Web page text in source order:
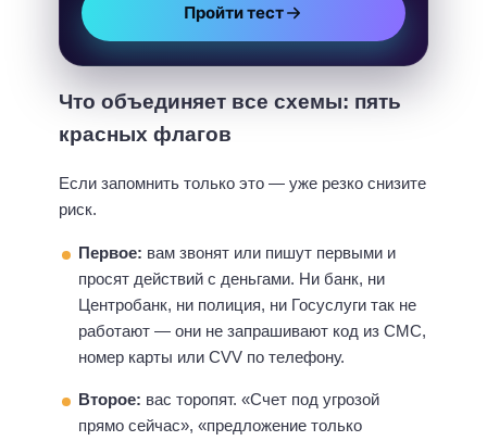
Пройти тест
Что объединяет все схемы: пять
красных флагов
Если запомнить только это — уже резко снизите
риск.
Первое: вам звонят или пишут первыми и
просят действий с деньгами. Ни банк, ни
Центробанк, ни полиция, ни Госуслуги так не
работают — они не запрашивают код из СМС,
номер карты или CVV по телефону.
Второе: вас торопят. «Счет под угрозой
прямо сейчас», «предложение только